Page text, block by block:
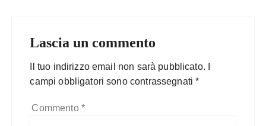
Lascia un commento
Il tuo indirizzo email non sarà pubblicato.
campi obbligatori sono contrassegnati*
Commento *